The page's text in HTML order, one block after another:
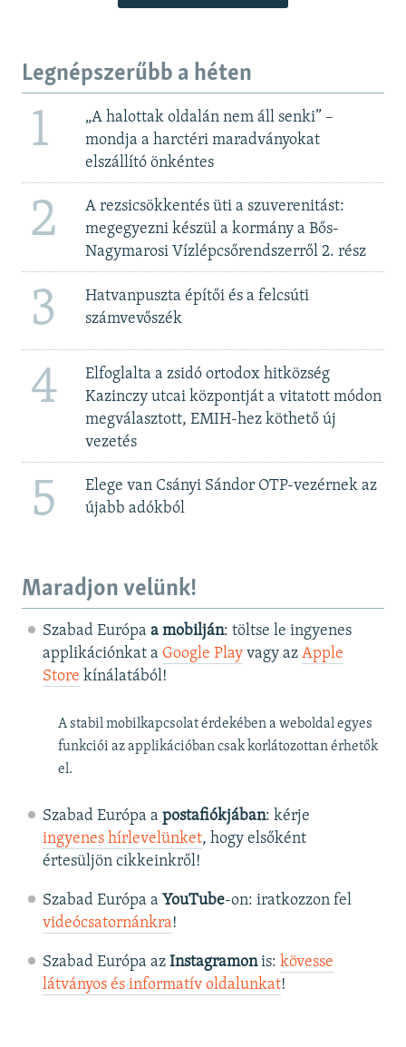
Legnépszerűbb a héten
1
„A halottak oldalán nem áll senki” –
mondja a harctéri maradványokat
elszállító önkéntes
2
A rezsicsökkentés üti a szuverenitást:
megegyezni készül a kormány a Bős-
Nagymarosi Vízlépcsőrendszerről 2. rész
3
Hatvanpuszta építői és a felcsúti
számvevőszék
4
Elfoglalta a zsidó ortodox hitközség
Kazinczy utcai központját a vitatott módon
megválasztott, EMIH-hez köthető új
vezetés
5
Elege van Csányi Sándor OTP-vezérnek az
újabb adókból
Maradjon velünk!
Szabad Európa a mobilján: töltse le ingyenes
applikációnkat a Google Playvagy az Apple
Store kínálatából!
A stabil mobilkapcsolat érdekében a weboldal egyes
funkciói az applikációban csak korlátozottan érhetők
el.
Szabad Európa a postafiókjában: kérje
ingyenes hírlevelünket, hogy elsőként
értesüljön cikkeinkről!
Szabad Európa a YouTube-on: iratkozzon fel
videócsatornánkra!
Szabad Európa az Instagramonis: kövesse
látványos és informatív oldalunkat! ​